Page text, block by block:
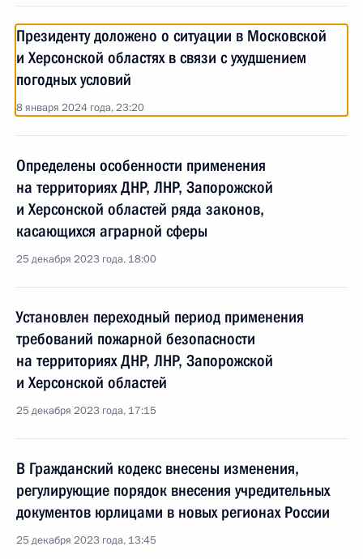
Президенту доложено о ситуации в Московской
и Херсонской областях в связи с ухудшением
погодных условий
8 января 2024 года, 23:20
Определены особенности применения
на территориях ДНР, ЛНР, Запорожской
и Херсонской областей ряда законов,
касающихся аграрной сферы
25 декабря 2023 года, 18:00
Установлен переходный период применения
требований пожарной безопасности
на территориях ДНР, ЛНР, Запорожской
и Херсонской областей
25 декабря 2023 года, 17:15
В Гражданский кодекс внесены изменения,
регулирующие порядок внесения учредительных
документов юрлицами в новых регионах России
25 декабря 2023 года, 13:45